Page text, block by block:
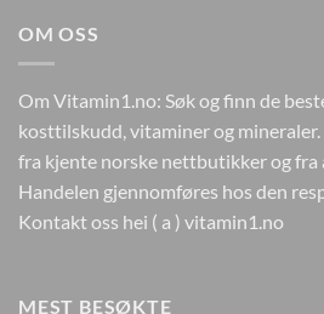
OM OSS
Om Vitamin1.no: Søk og finn de
kosttilskudd, vitaminer og
fra kjente norske nettbutikker og fra
Handelen gjennomføres hos den
Kontakt oss hei ( a ) vitamin1.no
MEST BESØKTE